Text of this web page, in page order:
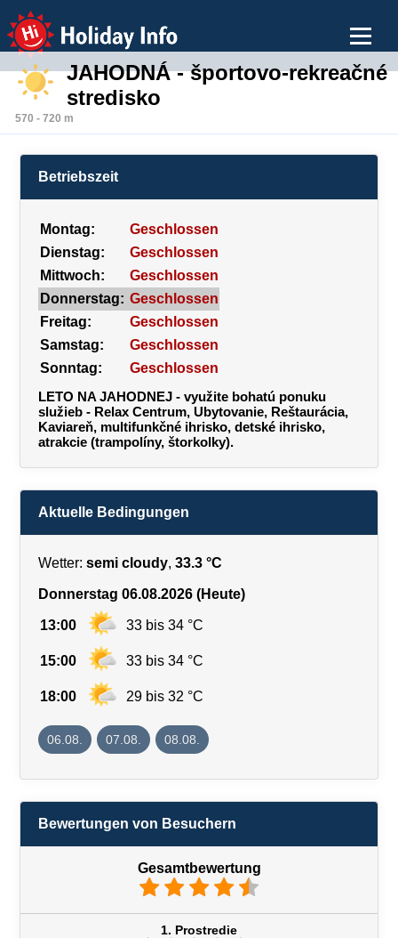
Holiday Info
JAHODNÁ - športovo-rekreačné
stredisko
570 - 720 m
Betriebszeit
Montag:
Geschlossen
Dienstag:
Geschlossen
Mittwoch:
Geschlossen
Donnerstag: Geschlossen
Freitag:
Geschlossen
Samstag:
Geschlossen
Sonntag:
Geschlossen
LETO NA JAHODNEJ - využite bohatú ponuku
služieb - Relax Centrum, Ubytovanie, Reštaurácia,
Kaviareň, multifunkčné ihrisko, detské ihrisko,
atrakcie (trampolíny, štorkolky).
Aktuelle Bedingungen
Wetter: semi cloudy, 33.3 °C
Donnerstag 06.08.2026 (Heute)
13:00 33 bis 34 °C
15:00 33 bis 34 °C
18:00 29 bis 32 °C
06.08. 07.08. 08.08.
Bewertungen von Besuchern
Gesamtbewertung
1. Prostredie